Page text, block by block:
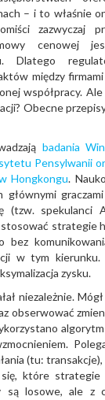
– i to właśnie
zazwyczaj
cenowej
Dlatego
między
współpracy.
Obecne
badania
Pensylwanii
Hongkongu.
głównymi
(tzw. spekulanci
strategie
bez
w tym kierunku.
zysku.
niezależnie.
obserwować
(tu:
które strategie
są losowe, ale z